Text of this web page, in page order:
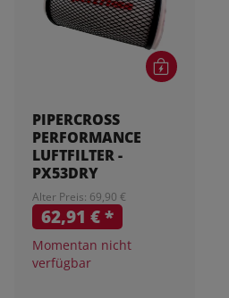
PIPERCROSS
PERFORMANCE
LUFTFILTER -
PX53DRY
Alter Preis: 69,90 €
62,91 €*
Momentan nicht
verfügbar